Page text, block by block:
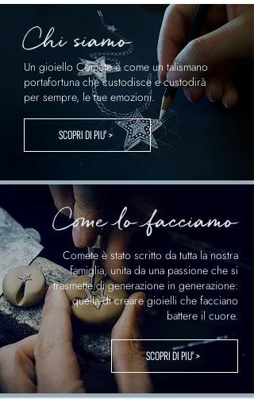
Chi siamo
Un gioiello Comete è come un talismano
portafortuna che custodisce e custodirà
per sempre, le tue emozioni.
SCOPRI DI PIU' >
Come lo facciamo
Comete è stato scritto da tutta la nostra
famiglia, unita da una passione che si
trasmette di generazione in generazione:
quella di creare gioielli che facciano
battere il cuore.
SCOPRI DI PIU' >